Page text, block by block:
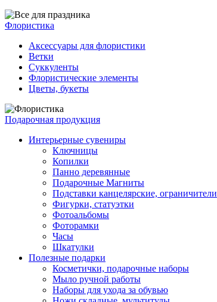
Флористика
Аксессуары для флористики
Ветки
Суккуленты
Флористические элементы
Цветы, букеты
Подарочная продукция
Интерьерные сувениры
Ключницы
Копилки
Панно деревянные
Подарочные Магниты
Подставки канцелярские, ограничители
Фигурки, статуэтки
Фотоальбомы
Фоторамки
Часы
Шкатулки
Полезные подарки
Косметички, подарочные наборы
Мыло ручной работы
Наборы для ухода за обувью